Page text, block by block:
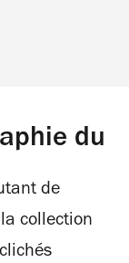
du
de
collection